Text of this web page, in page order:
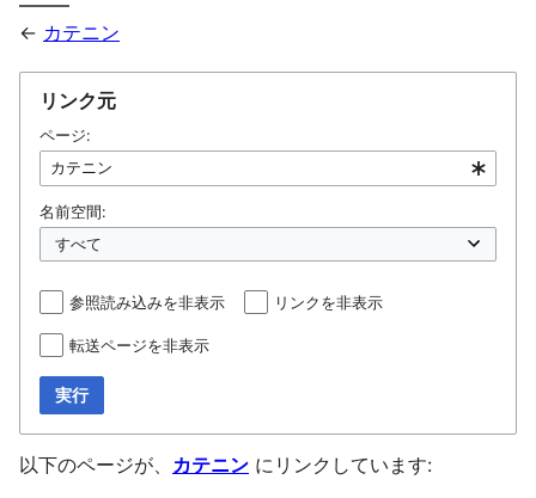
← カテニン
リンク元
ページ:
名前空間:
参照読み込みを非表示 リンクを非表示
転送ページを非表示
実行
以下のページが、 カテニン にリンクしています: